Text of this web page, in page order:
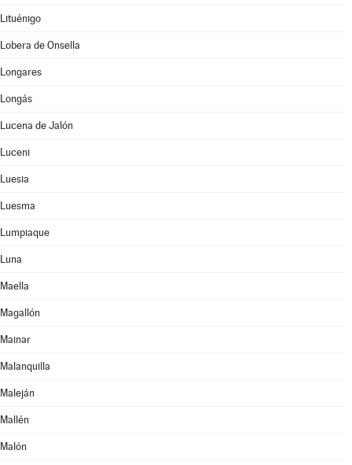
Lituénigo
Lobera de Onsella
Longares
Longás
Lucena de Jalón
Luceni
Luesia
Luesma
Lumpiaque
Luna
Maella
Magallón
Mainar
Malanquilla
Maleján
Mallén
Malón